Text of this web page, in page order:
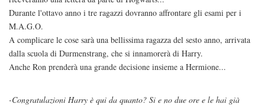
Durante l'ottavo anno i tre ragazzi dovranno affrontare gli esami per i
M.A.G.O.
A complicare le cose sarà una bellissima ragazza del sesto anno, arrivata
dalla scuola di Durmenstrang, che si innamorerà di Harry.
Anche Ron prenderà una grande decisione insieme a Hermione...
-Congratulazioni Harry è qui da quanto? Si e no due ore e le hai già